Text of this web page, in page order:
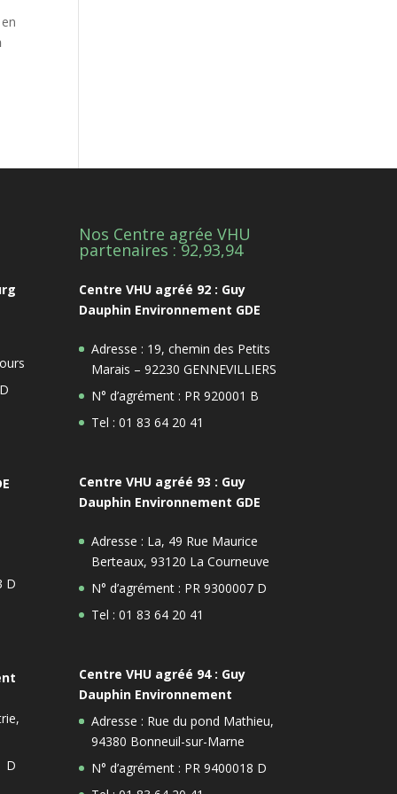
D
D
Nos Centre agrée VHU
partenaires : 92,93,94
Centre VHU agréé 92 : Guy
Dauphin Environnement GDE
Adresse : 19, chemin des Petits
Marais – 92230 GENNEVILLIERS
N° d’agrément : PR 920001 B
Tel : 01 83 64 20 41
Centre VHU agréé 93 : Guy
Dauphin Environnement GDE
Adresse : La, 49 Rue Maurice
Berteaux, 93120 La Courneuve
N° d’agrément : PR 9300007 D
Tel : 01 83 64 20 41
Centre VHU agréé 94 : Guy
Dauphin Environnement
Adresse : Rue du pond Mathieu,
94380 Bonneuil-sur-Marne
N° d’agrément : PR 9400018 D